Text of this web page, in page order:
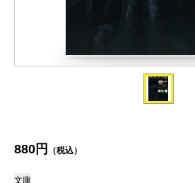
880円 （税込）
文庫